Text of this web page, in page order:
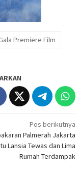
Premiere Film
Pos berikutnya
Palmerah Jakarta
Lansia Tewas dan Lima
Rumah Terdampak